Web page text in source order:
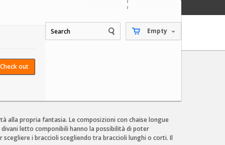
Empty
Check out
alla propria fantasia. Le composizioni con chaise longue
letto componibili hanno la possibilità di poter
i braccioli scegliendo tra braccioli lunghi o corti. Il